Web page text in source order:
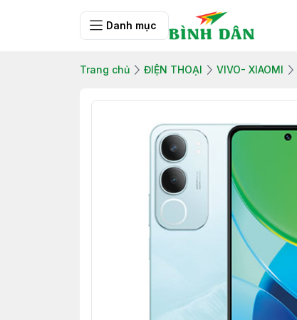
Danh mục
Trang chủ ĐIỆN THOẠI VIVO- XIAOMI